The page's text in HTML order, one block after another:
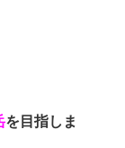
を目指しま